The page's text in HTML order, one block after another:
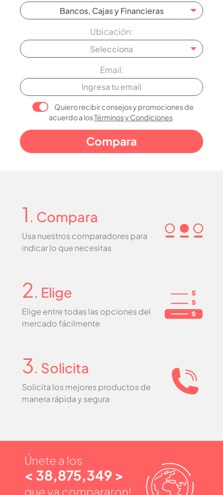
Bancos, Cajas y Financieras
Ubicación:
Selecciona
Email:
Quiero recibir consejos y promociones de
acuerdo a losTérminos y Condiciones
1 . Compara
Usa nuestros comparadores para
indicar lo que necesitas
2. Elige
Elige entre todas las opciones del
mercado fácilmente
3. Solicita
Solicita los mejores productos de
manera rápida y segura
Únete a los
< 38,875,349 >
que ya compararon!